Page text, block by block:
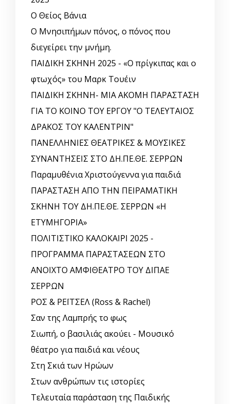
Ο Θείος Βάνια
Ο Μνησιπήμων πόνος, ο πόνος που
διεγείρει την μνήμη.
ΠΑΙΔΙΚΗ ΣΚΗΝΗ 2025 - «Ο πρίγκιπας και ο
φτωχός» του Μαρκ Τουέιν
ΠΑΙΔΙΚΗ ΣΚΗΝΗ- ΜΙΑ ΑΚΟΜΗ ΠΑΡΑΣΤΑΣΗ
ΓΙΑ ΤΟ ΚΟΙΝΟ ΤΟΥ ΕΡΓΟΥ "Ο ΤΕΛΕΥΤΑΙΟΣ
ΔΡΑΚΟΣ ΤΟΥ ΚΑΛΕΝΤΡΙΝ"
ΠΑΝΕΛΛΗΝΙΕΣ ΘΕΑΤΡΙΚΕΣ & ΜΟΥΣΙΚΕΣ
ΣΥΝΑΝΤΗΣΕΙΣ ΣΤΟ ΔΗ.ΠΕ.ΘΕ. ΣΕΡΡΩΝ
Παραμυθένια Χριστούγεννα για παιδιά
ΠΑΡΑΣΤΑΣΗ ΑΠΟ ΤΗΝ ΠΕΙΡΑΜΑΤΙΚΗ
ΣΚΗΝΗ ΤΟΥ ΔΗ.ΠΕ.ΘΕ. ΣΕΡΡΩΝ «Η
ΕΤΥΜΗΓΟΡΙΑ»
ΠΟΛΙΤΙΣΤΙΚΟ ΚΑΛΟΚΑΙΡΙ 2025 -
ΠΡΟΓΡΑΜΜΑ ΠΑΡΑΣΤΑΣΕΩΝ ΣΤΟ
ΑΝΟΙΧΤΟ ΑΜΦΙΘΕΑΤΡΟ ΤΟΥ ΔΙΠΑΕ
ΣΕΡΡΩΝ
ΡΟΣ & ΡΕΪΤΣΕΛ (Ross & Rachel)
Σαν της Λαμπρής το φως
Σιωπή, ο βασιλιάς ακούει - Μουσικό
θέατρο για παιδιά και νέους
Στη Σκιά των Ηρώων
Στων ανθρώπων τις ιστορίες
Τελευταία παράσταση της Παιδικής